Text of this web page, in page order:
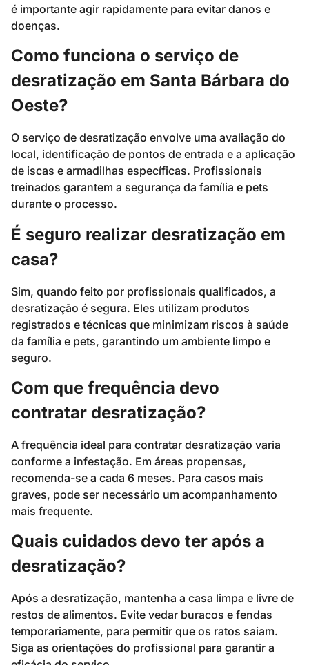
é importante agir rapidamente para evitar danos e
doenças.
Como funciona o serviço de
desratização em Santa Bárbara do
Oeste?
O serviço de desratização envolve uma avaliação do
local, identificação de pontos de entrada e a aplicação
de iscas e armadilhas específicas. Profissionais
treinados garantem a segurança da família e pets
durante o processo.
É seguro realizar desratização em
casa?
Sim, quando feito por profissionais qualificados, a
desratização é segura. Eles utilizam produtos
registrados e técnicas que minimizam riscos à saúde
da família e pets, garantindo um ambiente limpo e
seguro.
Com que frequência devo
contratar desratização?
A frequência ideal para contratar desratização varia
conforme a infestação. Em áreas propensas,
recomenda-se a cada 6 meses. Para casos mais
graves, pode ser necessário um acompanhamento
mais frequente.
Quais cuidados devo ter após a
desratização?
Após a desratização, mantenha a casa limpa e livre de
restos de alimentos. Evite vedar buracos e fendas
temporariamente, para permitir que os ratos saiam.
Siga as orientações do profissional para garantir a